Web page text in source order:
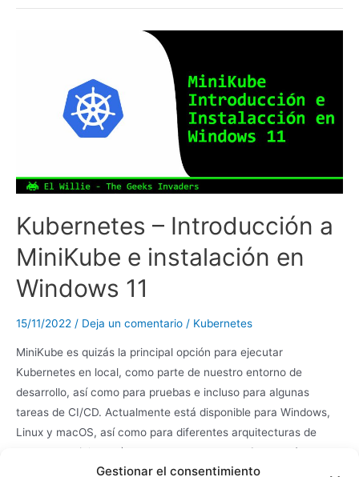
Gestionar el consentimiento
Kubernetes – Introducción a
MiniKube e instalación en
Windows 11
15/11/2022 / Deja un comentario / Kubernetes
MiniKube es quizás la principal opción para ejecutar
Kubernetes en local, como parte de nuestro entorno de
desarrollo, así como para pruebas e incluso para algunas
tareas de CI/CD. Actualmente está disponible para Windows,
Linux y macOS, así como para diferentes arquitecturas de
procesador (ej: ARM), y es probablemente la forma más
sencilla de arrancar un Cluster de Kubernetes, permitiendo